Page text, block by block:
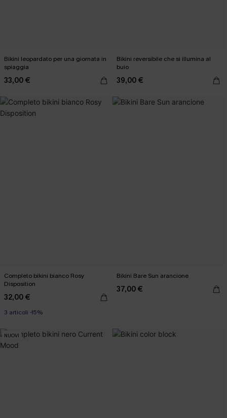
Bikini leopardato per una giornata in
spiaggia
33,00 €
Bikini reversibile che si illumina al
buio
39,00 €
Completo bikini bianco Rosy
Disposition
32,00 €
3 articoli -15%
Bikini Bare Sun arancione
37,00 €
NUOVI